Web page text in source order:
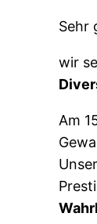
Sehr
wir
Am